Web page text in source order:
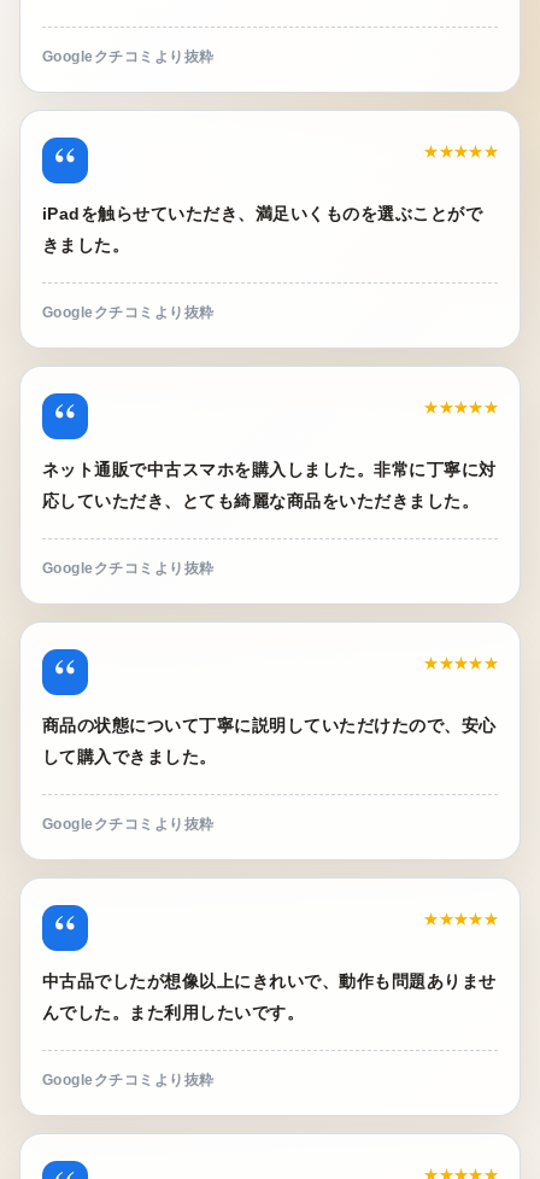
Googleクチコミより抜粋
“ ★★★★★
iPadを触らせていただき、満足いくものを選ぶことがで
きました。
Googleクチコミより抜粋
“ ★★★★★
ネット通販で中古スマホを購入しました。非常に丁寧に対
応していただき、とても綺麗な商品をいただきました。
Googleクチコミより抜粋
“ ★★★★★
商品の状態について丁寧に説明していただけたので、安心
して購入できました。
Googleクチコミより抜粋
“ ★★★★★
中古品でしたが想像以上にきれいで、動作も問題ありませ
んでした。また利用したいです。
Googleクチコミより抜粋
★★★★★